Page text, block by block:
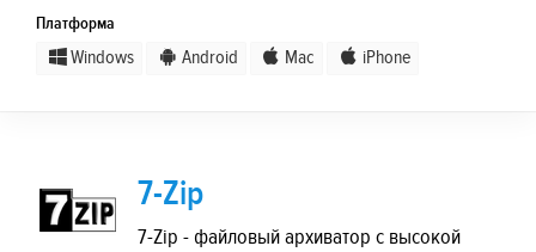
Платформа
Windows Android Mac iPhone
7-Zip
7-Zip - файловый архиватор с высокой